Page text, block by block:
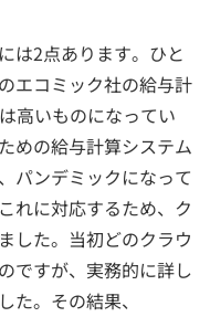
は2点あります。ひと
エコミック社の給与計
高いものになってい
めの給与計算システム
パンデミックになって
れに対応するため、ク
した。当初どのクラウ
ですが、実務的に詳し
た。その結果、